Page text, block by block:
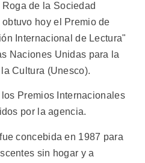
de la Sociedad
hoy el Premio de
Internacional de Lectura"
Naciones Unidas para la
Cultura (Unesco).
Premios Internacionales
por la agencia.
concebida en 1987 para
sin hogar y a